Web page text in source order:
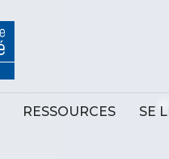
RESSOURCES
SE